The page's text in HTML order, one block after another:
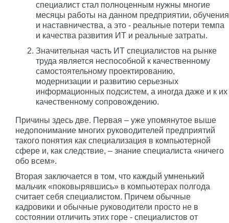
специалист стал полноценным нужны многие
месяцы работы на данном предприятии, обучения
и наставничества, а это - реальные потери темпа
и качества развития ИТ и реальные затраты.
Значительная часть ИТ специалистов на рынке
труда является неспособной к качественному
самостоятельному проектированию,
модернизации и развитию серьезных
информационных подсистем, а иногда даже и к их
качественному сопровождению.
Причины здесь две. Первая – уже упомянутое выше
недопонимание многих руководителей предприятий
такого понятия как специализация в компьютерной
сфере и, как следствие, – знание специалиста «ничего
обо всем».
Вторая заключается в том, что каждый умненький
мальчик «поковырявшись» в компьютерах полгода
считает себя специалистом. Причем обычные
кадровики и обычные руководители просто не в
состоянии отличить этих горе - специалистов от